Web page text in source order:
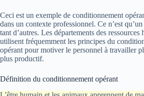
Ceci est un exemple de conditionnement
dans un contexte professionnel. Ce n’est
tant d’autres. Les départements des ressources
utilisent fréquemment les principes du
opérant pour motiver le personnel à travailler
plus productif.
Définition du conditionnement opérant